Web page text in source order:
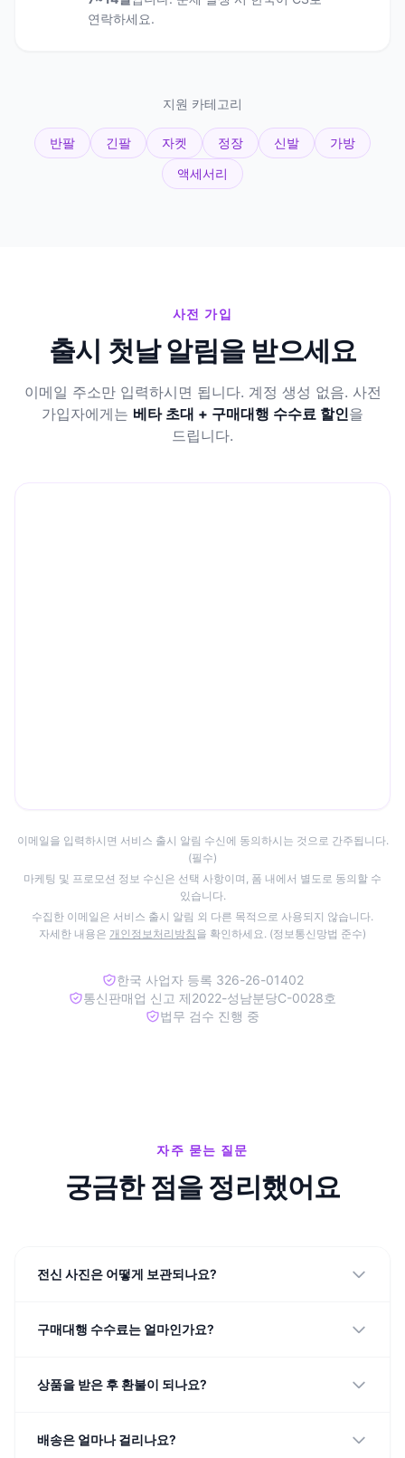
연락하세요.
지원 카테고리
반팔 긴팔 자켓 정장 신발
가방
액세서리
사전 가입
출시 첫날 알림을 받으세요
이메일 주소만 입력하시면 됩니다. 계정 생성 없음. 사전
가입자에게는 베타 초대 + 구매대행 수수료 할인을
드립니다.
이메일을 입력하시면 서비스 출시 알림 수신에 동의하시는 것으로 간주됩니다.
(필수)
마케팅 및 프로모션 정보 수신은 선택 사항이며, 폼 내에서 별도로 동의할 수
있습니다.
수집한 이메일은 서비스 출시 알림 외 다른 목적으로 사용되지 않습니다.
자세한 내용은 개인정보처리방침 을 확인하세요. (정보통신망법 준수)
한국 사업자 등록 326-26-01402
통신판매업 신고 제2022-성남분당C-0028호
법무 검수 진행 중
자주 묻는 질문
궁금한 점을 정리했어요
전신 사진은 어떻게 보관되나요?
구매대행 수수료는 얼마인가요?
상품을 받은 후 환불이 되나요?
배송은 얼마나 걸리나요?